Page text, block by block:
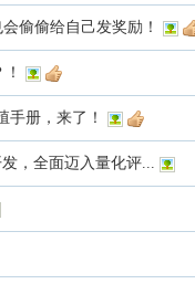
偷偷给自己发奖励！
手册，来了！
发，全面迈入量化评...